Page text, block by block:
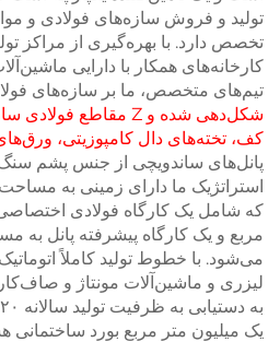
تولید و فروش سازه‌های فولادی و
تخصص دارد. با بهره‌گیری از مراکز
کارخانه‌های همکار با دارایی
تیم‌های متخصص، ما بر سازه‌های
شکل‌دهی شده و Z
مقاطع فولادی
کف، تخته‌های دال کامپوزیتی،
پانل‌های ساندویچی از جنس پشم
یک میلیون متر مربع بورد